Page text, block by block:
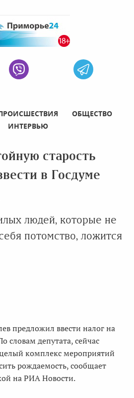
ОБЩЕСТВО
ИНТЕРВЬЮ
старость
в Госдуме
людей, которые не
потомство, ложится
предложил ввести налог на
словам депутата, сейчас
комплекс мероприятий
рождаемость, сообщает
на РИА Новости.